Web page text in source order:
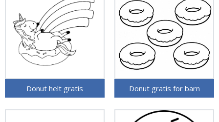
Donut helt gratis Donut gratis for barn